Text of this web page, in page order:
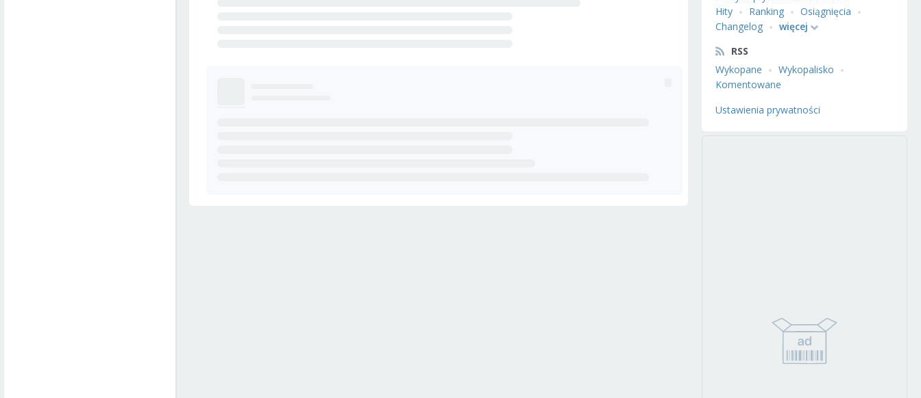
Hity
Ranking
Osiągnięcia
Changelog
więcej
RSS
Wykopane
Wykopalisko
Komentowane
Ustawienia prywatności